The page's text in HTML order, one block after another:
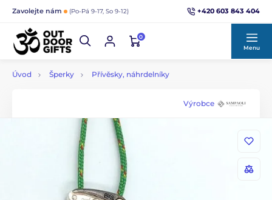
Zavolejte nám (Po-Pá 9-17, So 9-12) +420 603 843 404
0
Menu
Úvod Šperky Přívěsky, náhrdelníky
Výrobce